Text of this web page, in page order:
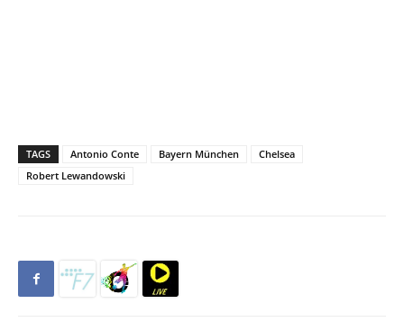
TAGS Antonio Conte Bayern München
Chelsea
Robert Lewandowski